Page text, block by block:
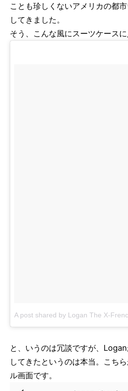
ことも珍しくないアメリカの都
してきました。
そう、こんな風にスーツケース
と、いうのは冗談ですが、
してきたというのは本当。こち
ル画面です。